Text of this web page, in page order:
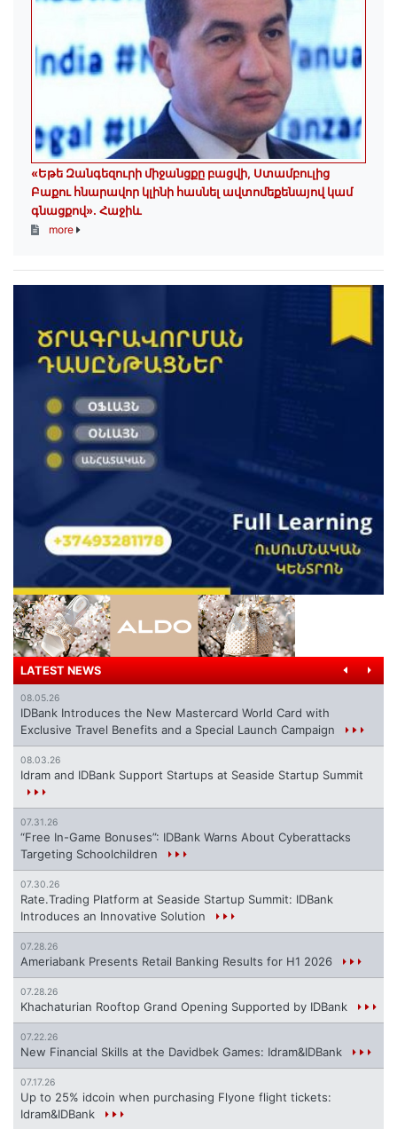
«Եթե Զանգեզուրի միջանցքը բացվի, Ստամբուլից
Բաքու հնարավոր կլինի հասնել ավտոմեքենայով կամ
գնացքով»․ Հաջիև
more
LATEST NEWS
08.05.26
IDBank Introduces the New Mastercard World Card with
Exclusive Travel Benefits and a Special Launch Campaign
08.03.26
Idram and IDBank Support Startups at Seaside Startup Summit
07.31.26
“Free In-Game Bonuses”: IDBank Warns About Cyberattacks
Targeting Schoolchildren
07.30.26
Rate.Trading Platform at Seaside Startup Summit: IDBank
Introduces an Innovative Solution
07.28.26
Ameriabank Presents Retail Banking Results for H1 2026
07.28.26
Khachaturian Rooftop Grand Opening Supported by IDBank
07.22.26
New Financial Skills at the Davidbek Games: Idram&IDBank
07.17.26
Up to 25% idcoin when purchasing Flyone flight tickets:
Idram&IDBank